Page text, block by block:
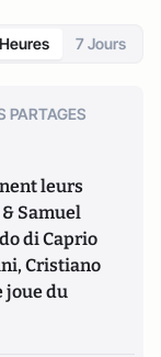
7 Jours
PARTAGES
leurs
Samuel
di Caprio
Cristiano
joue du